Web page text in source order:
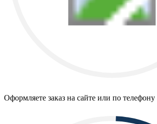
Оформляете заказ на сайте или по телефону